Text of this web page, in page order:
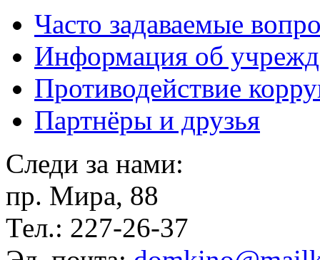
Часто задаваемые
Информация об
Противодействие
Партнёры и друзья
Следи за нами:
пр. Мира, 88
Тел.: 227-26-37